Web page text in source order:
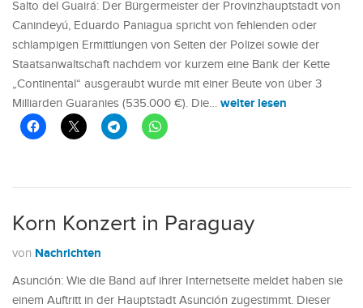
Salto del Guairá: Der Bürgermeister der Provinzhauptstadt von
Canindeyú, Eduardo Paniagua spricht von fehlenden oder
schlampigen Ermittlungen von Seiten der Polizei sowie der
Staatsanwaltschaft nachdem vor kurzem eine Bank der Kette
„Continental“ ausgeraubt wurde mit einer Beute von über 3
Milliarden Guaranies (535.000 €). Die… weiter lesen
Korn Konzert in Paraguay
von Nachrichten
Asunción: Wie die Band auf ihrer Internetseite meldet haben sie
einem Auftritt in der Hauptstadt Asunción zugestimmt. Dieser